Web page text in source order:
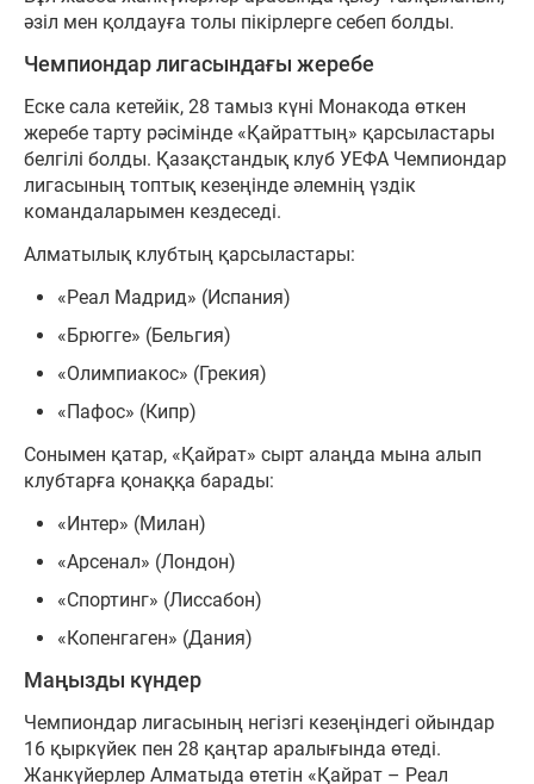
әзіл мен қолдауға толы пікірлерге себеп болды.
Чемпиондар лигасындағы жеребе
Еске сала кетейік, 28 тамыз күні Монакода өткен
жеребе тарту рәсімінде «Қайраттың» қарсыластары
белгілі болды. Қазақстандық клуб УЕФА Чемпиондар
лигасының топтық кезеңінде әлемнің үздік
командаларымен кездеседі.
Алматылық клубтың қарсыластары:
«Реал Мадрид» (Испания)
«Брюгге» (Бельгия)
«Олимпиакос» (Грекия)
«Пафос» (Кипр)
Сонымен қатар, «Қайрат» сырт алаңда мына алып
клубтарға қонаққа барады:
«Интер» (Милан)
«Арсенал» (Лондон)
«Спортинг» (Лиссабон)
«Копенгаген» (Дания)
Маңызды күндер
Чемпиондар лигасының негізгі кезеңіндегі ойындар
16 қыркүйек пен 28 қаңтар аралығында өтеді.
Жанкүйерлер Алматыда өтетін «Қайрат – Реал